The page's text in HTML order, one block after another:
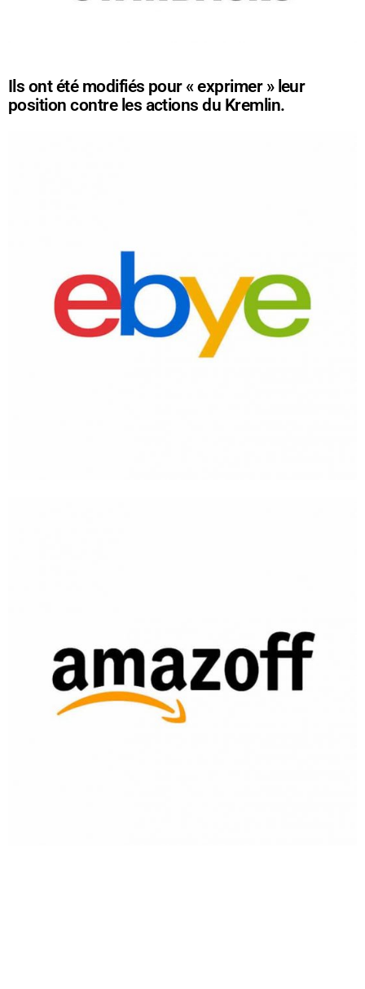
Ils ont été modifiés pour « exprimer » leur
position contre les actions du Kremlin.